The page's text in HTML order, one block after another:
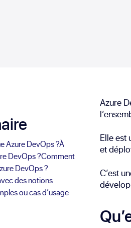
Azure DevOps ?À
DevOps ?Comment
DevOps ?
des notions
ou cas d’usage
Azure
Elle est
et
C’est